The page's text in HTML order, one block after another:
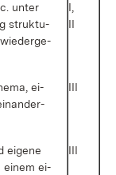
un­ter
struk­tu­
wie­der­ge­
I,
II
ei­
III
ei­ge­ne
ei­nem ei­
III